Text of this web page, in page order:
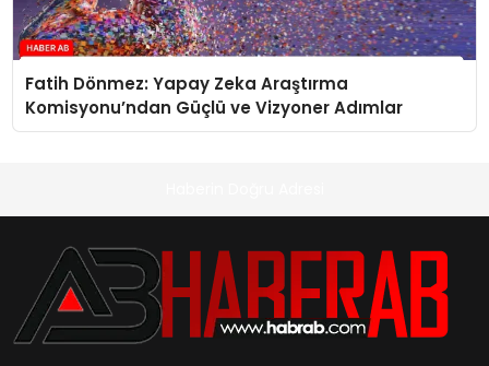
Fatih Dönmez: Yapay Zeka Araştırma
Komisyonu’ndan Güçlü ve Vizyoner Adımlar